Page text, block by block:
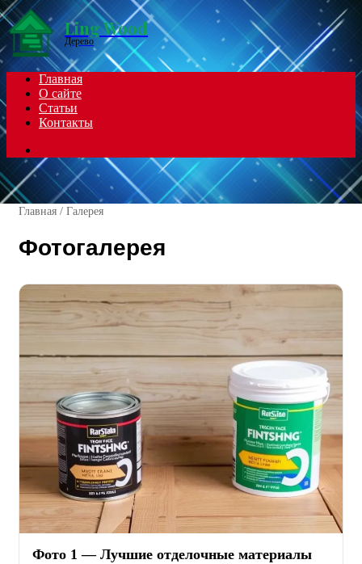
Menu
Ling Wood
Дерево
Главная
О сайте
Статьи
Контакты
for
Главная / Галерея
Фотогалерея
Фото 1 — Лучшие отделочные материалы